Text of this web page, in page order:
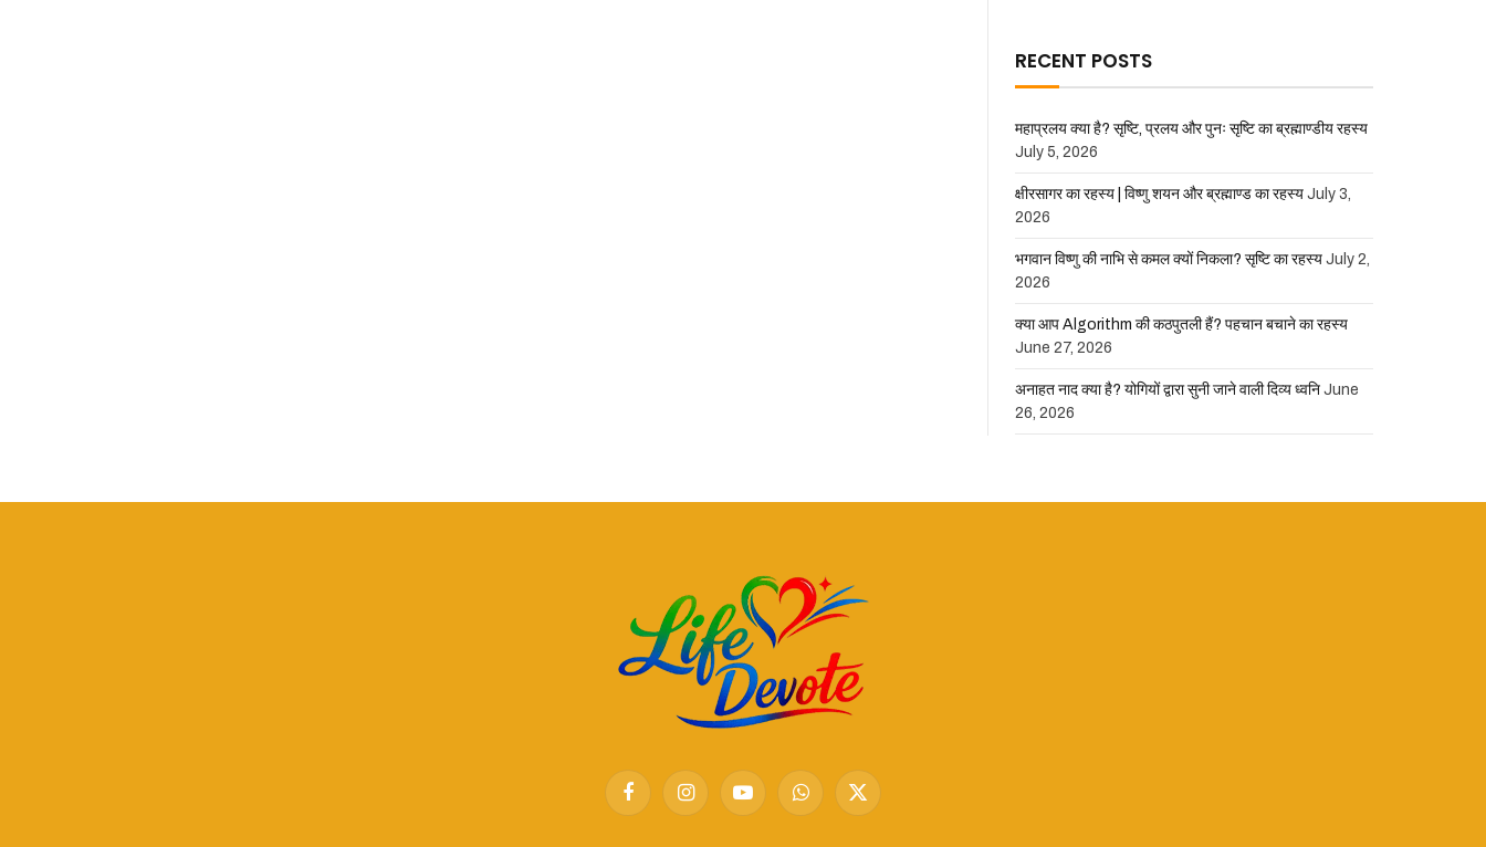
RECENT POSTS
महाप्रलय क्या है? सृष्टि, प्रलय और पुनः सृष्टि का ब्रह्माण्डीय रहस्य
July 5, 2026
क्षीरसागर का रहस्य | विष्णु शयन और ब्रह्माण्ड का रहस्य July 3,
2026
भगवान विष्णु की नाभि से कमल क्यों निकला? सृष्टि का रहस्य July 2,
2026
क्या आप Algorithm की कठपुतली हैं? पहचान बचाने का रहस्य
June 27, 2026
अनाहत नाद क्या है? योगियों द्वारा सुनी जाने वाली दिव्य ध्वनि June
26, 2026
FacebookInstagramYouTubeWhatsApp
X